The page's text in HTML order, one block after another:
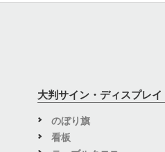
大判サイン・ディスプレイ
のぼり旗
看板